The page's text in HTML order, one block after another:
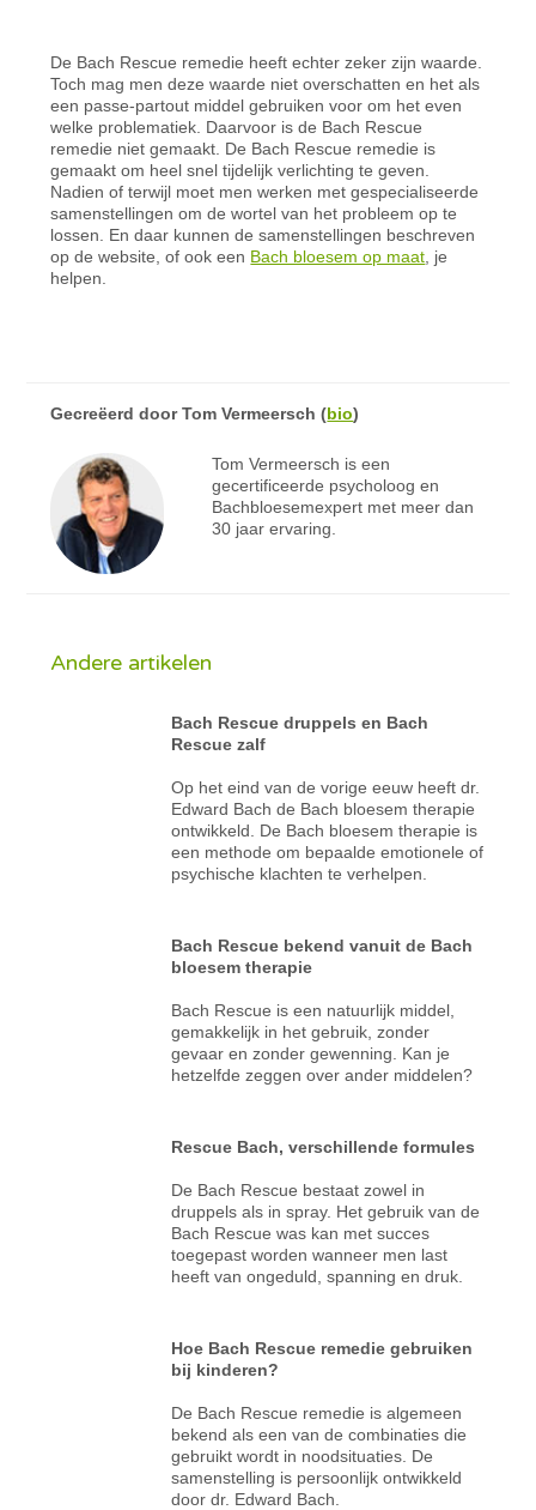
De Bach Rescue remedie heeft echter zeker zijn waarde.
Toch mag men deze waarde niet overschatten en het als
een passe-partout middel gebruiken voor om het even
welke problematiek. Daarvoor is de Bach Rescue
remedie niet gemaakt. De Bach Rescue remedie is
gemaakt om heel snel tijdelijk verlichting te geven.
Nadien of terwijl moet men werken met gespecialiseerde
samenstellingen om de wortel van het probleem op te
lossen. En daar kunnen de samenstellingen beschreven
op de website, of ook een Bach bloesem op maat , je
helpen.
Gecreëerd doorTom Vermeersch (bio)
Tom Vermeersch is een
gecertificeerde psycholoog en
Bachbloesemexpert met meer dan
30 jaar ervaring.
Andere artikelen
Bach Rescue druppels en Bach
Rescue zalf
Op het eind van de vorige eeuw heeft dr.
Edward Bach de Bach bloesem therapie
ontwikkeld. De Bach bloesem therapie is
een methode om bepaalde emotionele of
psychische klachten te verhelpen.
Bach Rescue bekend vanuit de Bach
bloesem therapie
Bach Rescue is een natuurlijk middel,
gemakkelijk in het gebruik, zonder
gevaar en zonder gewenning. Kan je
hetzelfde zeggen over ander middelen?
Rescue Bach, verschillende formules
De Bach Rescue bestaat zowel in
druppels als in spray. Het gebruik van de
Bach Rescue was kan met succes
toegepast worden wanneer men last
heeft van ongeduld, spanning en druk.
Hoe Bach Rescue remedie gebruiken
bij kinderen?
De Bach Rescue remedie is algemeen
bekend als een van de combinaties die
gebruikt wordt in noodsituaties. De
samenstelling is persoonlijk ontwikkeld
door dr. Edward Bach.